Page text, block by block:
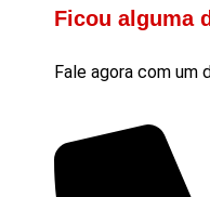
Ficou alguma
Fale agora com um